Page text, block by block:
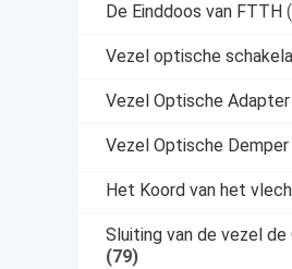
De Einddoos van FTTH
Vezel optische
Vezel Optische Adapter
Vezel Optische Demper
Het Koord van het
Sluiting van de vezel
(79)